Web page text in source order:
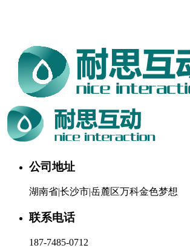
公司地址
湖南省|长沙市|岳麓区万科金色梦想
联系电话
187-7485-0712